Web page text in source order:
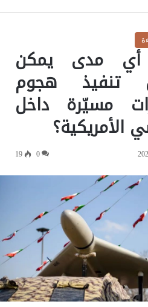
أي مدى يمكن
تنفيذ هجوم
مسيّرة داخل
الأمريكية؟
0
19